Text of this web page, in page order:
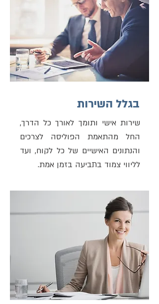
בגלל השירות
שירות אישי ותומך לאורך כל הדרך,
החל מהתאמת הפוליסה לצרכים
והנתונים האישיים של כל לקוח, ועד
לליווי צמוד בתביעה בזמן אמת.